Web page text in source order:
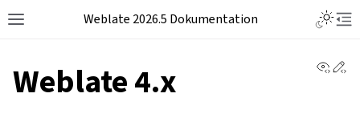
Weblate 2026.5 Dokumentation
Weblate 4.x